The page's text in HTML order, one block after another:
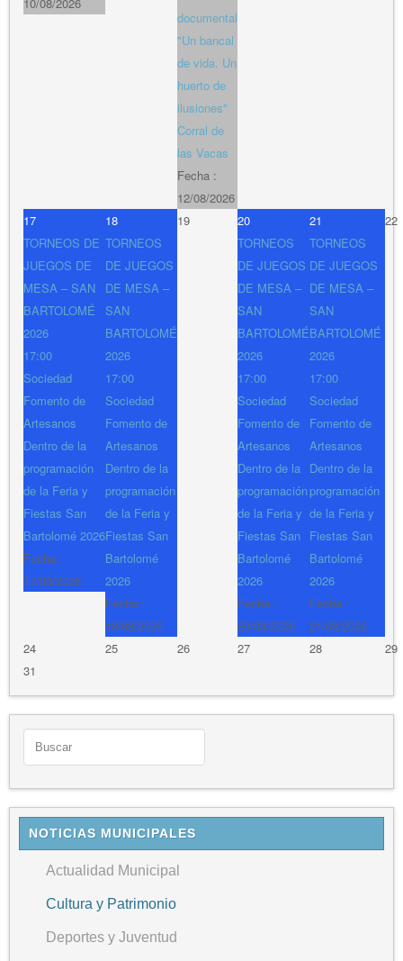
documental
"Un bancal
de vida. Un
huerto de
ilusiones"
Corral de
las Vacas
Fecha :
12/08/2026
17
TORNEOS DE
JUEGOS DE
MESA – SAN
BARTOLOMÉ
2026
17:00
Sociedad
Fomento de
Artesanos
Dentro de la
programación
de la Feria y
Fiestas San
Bartolomé 2026
Fecha :
17/08/2026
18
TORNEOS
DE JUEGOS
DE MESA –
SAN
BARTOLOMÉ
2026
17:00
Sociedad
Fomento de
Artesanos
Dentro de la
programación
de la Feria y
Fiestas San
Bartolomé
2026
Fecha :
18/08/2026
19
20
TORNEOS
DE JUEGOS
DE MESA –
SAN
BARTOLOMÉ
2026
17:00
Sociedad
Fomento de
Artesanos
Dentro de la
programación
de la Feria y
Fiestas San
Bartolomé
2026
Fecha :
20/08/2026
21
TORNEOS
DE JUEGOS
DE MESA –
SAN
BARTOLOMÉ
2026
17:00
Sociedad
Fomento de
Artesanos
Dentro de la
programación
de la Feria y
Fiestas San
Bartolomé
2026
Fecha :
21/08/2026
22
24 25 26 27 28
29
31
NOTICIAS MUNICIPALES
Actualidad Municipal
Cultura y Patrimonio
Deportes y Juventud